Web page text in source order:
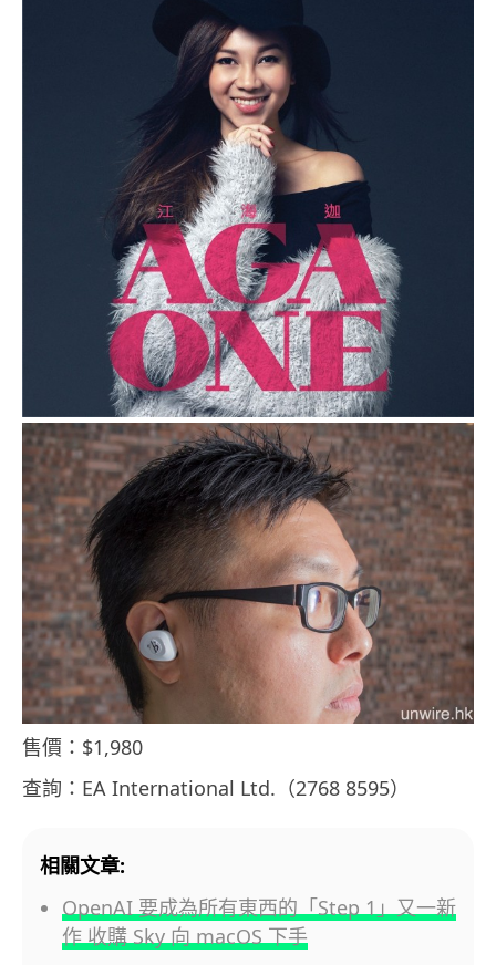
售價：$1,980
查詢：EA International Ltd.（2768 8595）
相關文章:
OpenAI 要成為所有東西的「Step 1」又一新
作 收購 Sky 向 macOS 下手